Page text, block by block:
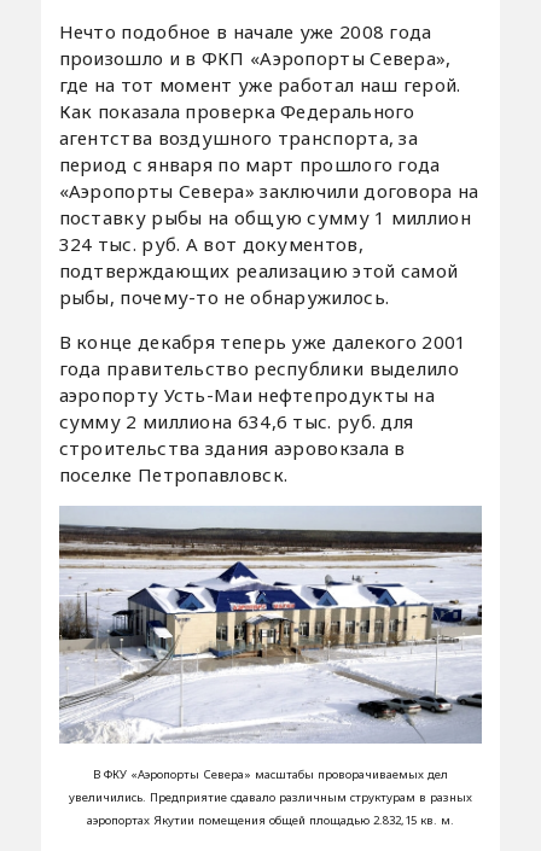
Нечто подобное в начале уже 2008 года
произошло и в ФКП «Аэропорты Севера»,
где на тот момент уже работал наш герой.
Как показала проверка Федерального
агентства воздушного транспорта, за
период с января по март прошлого года
«Аэропорты Севера» заключили договора на
поставку рыбы на общую сумму 1 миллион
324 тыс. руб. А вот документов,
подтверждающих реализацию этой самой
рыбы, почему-то не обнаружилось.
В конце декабря теперь уже далекого 2001
года правительство республики выделило
аэропорту Усть-Маи нефтепродукты на
сумму 2 миллиона 634,6 тыс. руб. для
строительства здания аэровокзала в
поселке Петропавловск.
В ФКУ «Аэропорты Севера» масштабы проворачиваемых дел
увеличились. Предприятие сдавало различным структурам в разных
аэропортах Якутии помещения общей площадью 2.832,15 кв. м.